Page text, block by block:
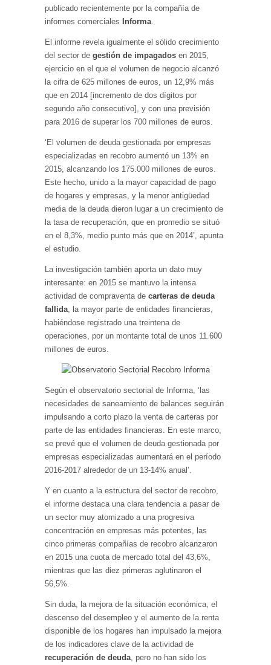
publicado recientemente por la compañía de
informes comerciales
Informa.
El informe revela igualmente el sólido crecimiento
del sector de gestión de impagados en 2015,
ejercicio en el que el volumen de negocio alcanzó
la cifra de 625 millones de euros, un 12,9% más
que en 2014 [incremento de dos dígitos por
segundo año consecutivo], y con una previsión
para 2016 de superar los 700 millones de euros.
‘El volumen de deuda gestionada por empresas
especializadas en recobro aumentó un 13% en
2015, alcanzando los 175.000 millones de euros.
Este hecho, unido a la mayor capacidad de pago
de hogares y empresas, y la menor antigüedad
media de la deuda dieron lugar a un crecimiento de
la tasa de recuperación, que en promedio se situó
en el 8,3%, medio punto más que en 2014’, apunta
el estudio.
La investigación también aporta un dato muy
interesante: en 2015 se mantuvo la intensa
actividad de compraventa de carteras de deuda
fallida, la mayor parte de entidades financieras,
habiéndose registrado una treintena de
operaciones, por un montante total de unos 11.600
millones de euros.
Según el observatorio sectorial de Informa, ‘las
necesidades de saneamiento de balances seguirán
impulsando a corto plazo la venta de carteras por
parte de las entidades financieras. En este marco,
se prevé que el volumen de deuda gestionada por
empresas especializadas aumentará en el período
2016-2017 alrededor de un 13-14% anual’.
Y en cuanto a la estructura del sector de recobro,
el informe destaca una clara tendencia a pasar de
un sector muy atomizado a una progresiva
concentración en empresas más potentes, las
cinco primeras compañías de recobro alcanzaron
en 2015 una cuota de mercado total del 43,6%,
mientras que las diez primeras aglutinaron el
56,5%.
Sin duda, la mejora de la situación económica, el
descenso del desempleo y el aumento de la renta
disponible de los hogares han impulsado la mejora
de los indicadores clave de la actividad de
recuperación de deuda, pero no han sido los